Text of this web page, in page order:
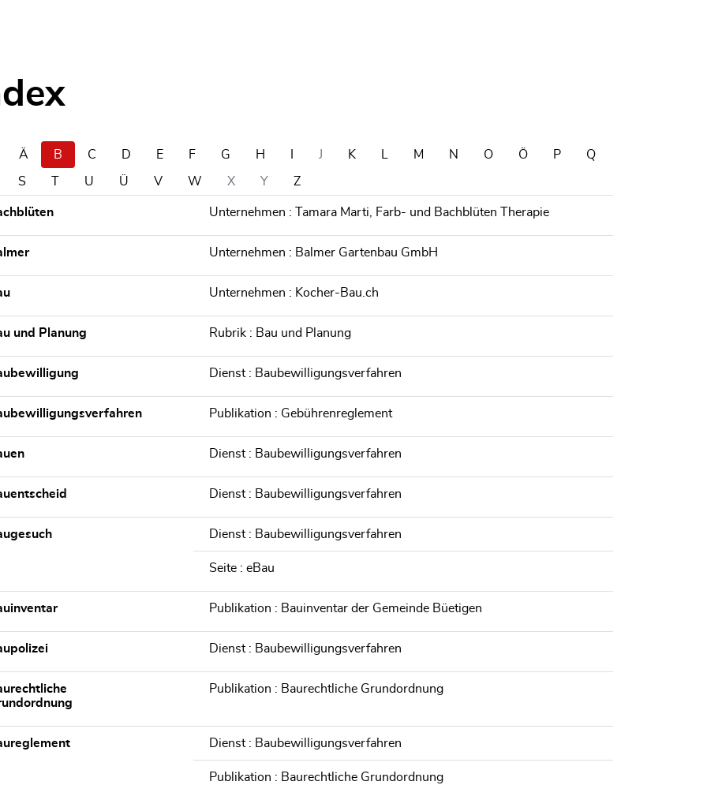
Ä B C D E F G H J K M N O Ö P Q
S U Ü V W X Y Z
Unternehmen : Tamara Marti, Farb- und Bachblüten Therapie
Unternehmen : Balmer Gartenbau GmbH
Unternehmen : Kocher-Bau.ch
und Planung Rubrik : Bau und Planung
Dienst : Baubewilligungsverfahren
Publikation : Gebührenreglement
Dienst : Baubewilligungsverfahren
Dienst : Baubewilligungsverfahren
Dienst : Baubewilligungsverfahren
Seite : eBau
Publikation : Bauinventar der Gemeinde Büetigen
Dienst : Baubewilligungsverfahren
Publikation : Baurechtliche Grundordnung
Dienst : Baubewilligungsverfahren
Publikation : Baurechtliche Grundordnung